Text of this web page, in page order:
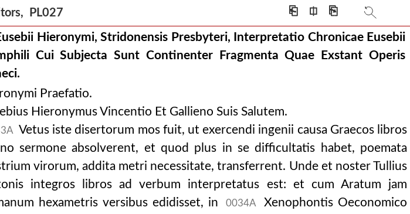
PL027 ⎗ ⎅ ⎘
pamphili cui subjecta sunt continenter fragmenta quae exstant operis gr
sunt continenter fragmenta quae exstant operis gr
Hieronymi, Stridonensis Presbyteri, Interpretatio Chronicae Eusebii
Cui Subjecta Sunt Continenter Fragmenta Quae Exstant Operis
Praefatio.
Hieronymus Vincentio Et Gallieno Suis Salutem.
Vetus iste disertorum mos fuit, ut exercendi ingenii causa Graecos libros
sermone absolverent, et quod plus in se difficultatis habet, poemata
virorum, addita metri necessitate, transferrent. Unde et noster Tullius
integros libros ad verbum interpretatus est: et cum Aratum jam
hexametris versibus edidisset, in
0034A
Xenophontis Oeconomico